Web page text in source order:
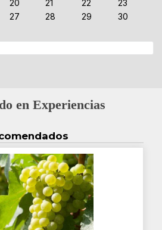
20 21 22
23
27 28 29
30
en Experiencias